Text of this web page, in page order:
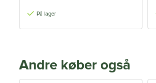
På lager
Andre køber også